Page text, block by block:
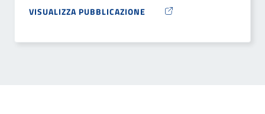
VISUALIZZA PUBBLICAZIONE